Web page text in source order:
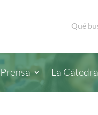
Prensa La Cátedra